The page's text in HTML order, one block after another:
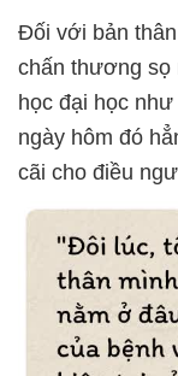
Đối với bản
chấn thương sọ
học đại học
ngày hôm đó
cãi cho điều